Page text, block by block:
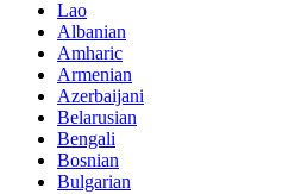
Lao
Albanian
Amharic
Armenian
Azerbaijani
Belarusian
Bengali
Bosnian
Bulgarian